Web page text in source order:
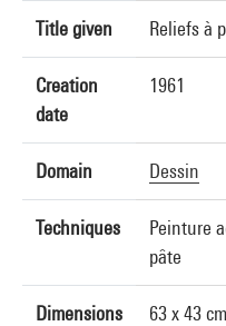
Title given Reliefs à
Creation
date
1961
Domain Dessin
Techniques
Peinture
pâte
Dimensions 63 x 43 cm